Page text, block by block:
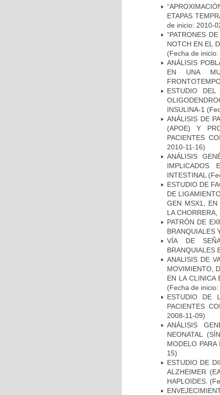
ETAPAS
de inicio: 2010-
“PATRONES
NOTCH EN EL
(Fecha de
ANÁLISIS
EN UNA
ESTUDIO
INSULINA-1
ANÁLISIS DE
(APOE) Y
PACIENTES
2010-11-16)
ANÁLISIS
IMPLICADOS
INTESTINAL
ESTUDIO DE
DE
GEN MSX1, EN
LA
PATRÓN DE
BRANQUIALES
VÍA DE
BRANQUIALES
ANALISIS DE
MOVIMIENTO,
EN LA CLINICA
(Fecha de
ESTUDIO DE
PACIENTES
2008-11-09)
ANÁLISIS
NEONATAL
MODELO
15)
ESTUDIO DE
ALZHEIMER
HAPLOIDES.